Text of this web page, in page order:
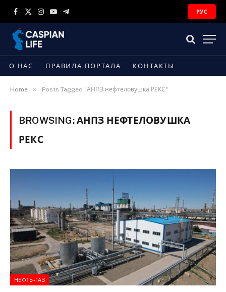
Facebook
X
Instagram
YouTubeTelegram
РУС
О НАС ПРАВИЛА ПОРТАЛА КОНТАКТЫ
Home » Posts Tagged "АНПЗ нефтеловушка РЕКС"
BROWSING:АНПЗ НЕФТЕЛОВУШКА
РЕКС
НЕФТЬ-ГАЗ